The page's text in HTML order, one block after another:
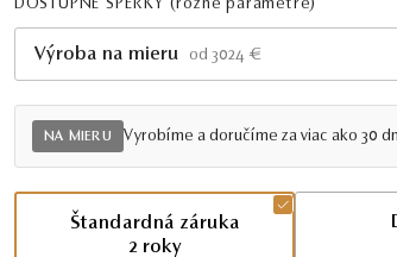
DOSTUPNÉ ŠPERKY (rôzne parametre)
Výroba na mieru od 3024 €
NA MIERU Vyrobíme a doručíme za viac ako 30
Štandardná záruka
2 roky